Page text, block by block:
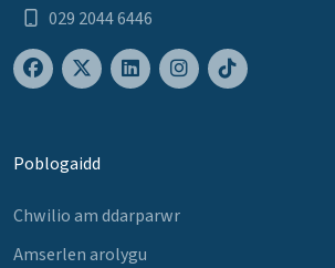
029 2044 6446
Poblogaidd
Chwilio am ddarparwr
Amserlen arolygu